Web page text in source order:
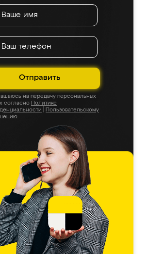
Отправить
на передачу персональных
согласно Политике
Пользовательскому